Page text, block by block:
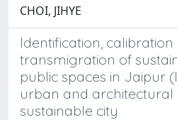
CHOI, JIHYE
Identification, calibration
transmigration of
public spaces in Jaipur
urban and architectural
sustainable city